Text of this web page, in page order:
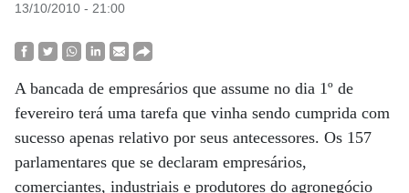
13/10/2010 - 21:00
A bancada de empresários que assume no dia 1º de
fevereiro terá uma tarefa que vinha sendo cumprida com
sucesso apenas relativo por seus antecessores. Os 157
parlamentares que se declaram empresários,
comerciantes, industriais e produtores do agronegócio